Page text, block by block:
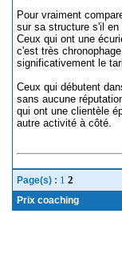
Pour vraiment
sur sa structure s'il en
Ceux qui ont une
c'est très
significativement le
Ceux qui débutent
sans aucune
qui ont une clientèle
autre activité à côté.
Page(s) : 1 2
Prix coaching